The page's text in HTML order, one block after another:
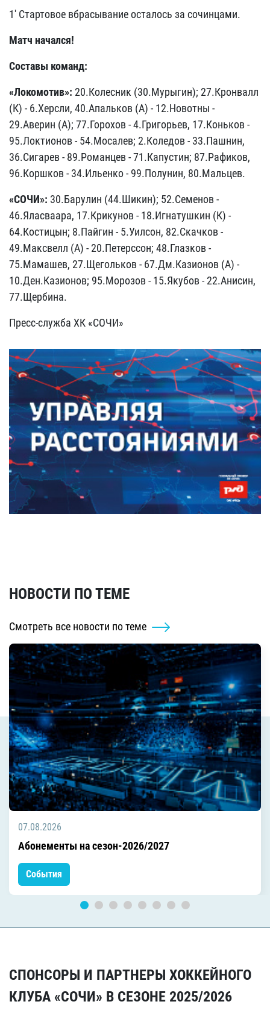
1' Стартовое вбрасывание осталось за сочинцами.
Матч начался!
Составы команд:
«Локомотив»: 20.Колесник (30.Мурыгин); 27.Кронвалл
(К) - 6.Херсли, 40.Апальков (А) - 12.Новотны -
29.Аверин (А); 77.Горохов - 4.Григорьев, 17.Коньков -
95.Локтионов - 54.Мосалев; 2.Коледов - 33.Пашнин,
36.Сигарев - 89.Романцев - 71.Капустин; 87.Рафиков,
96.Коршков - 34.Ильенко - 99.Полунин, 80.Мальцев.
«СОЧИ»: 30.Барулин (44.Шикин); 52.Семенов -
46.Яласваара, 17.Крикунов - 18.Игнатушкин (К) -
64.Костицын; 8.Пайгин - 5.Уилсон, 82.Скачков -
49.Максвелл (А) - 20.Петерссон; 48.Глазков -
75.Мамашев, 27.Щегольков - 67.Дм.Казионов (А) -
10.Ден.Казионов; 95.Морозов - 15.Якубов - 22.Анисин,
77.Щербина.
Пресс-служба ХК «СОЧИ»
НОВОСТИ ПО ТЕМЕ
Смотреть все новости по теме
07.08.2026
Абонементы на сезон-2026/2027
События
СПОНСОРЫ И ПАРТНЕРЫ ХОККЕЙНОГО
КЛУБА «СОЧИ» В СЕЗОНЕ 2025/2026